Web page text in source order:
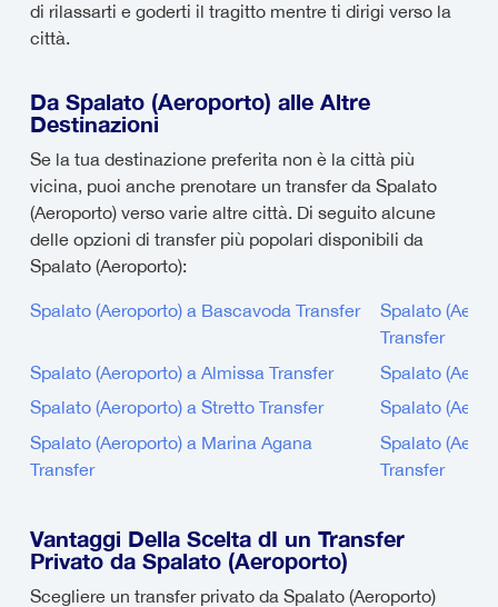
di rilassarti e goderti il tragitto mentre ti dirigi verso la
città.
Da Spalato (Aeroporto) alle Altre
Destinazioni
Se la tua destinazione preferita non è la città più
vicina, puoi anche prenotare un transfer da Spalato
(Aeroporto) verso varie altre città. Di seguito alcune
delle opzioni di transfer più popolari disponibili da
Spalato (Aeroporto):
Spalato (Aeroporto) a Bascavoda Transfer
Spalato
Transfer
Spalato (Aeroporto) a Almissa Transfer
Spalato
Spalato (Aeroporto) a Stretto Transfer
Spalato
Spalato (Aeroporto) a Marina Agana
Transfer
Spalato
Transfer
Vantaggi Della Scelta dI un Transfer
Privato da Spalato (Aeroporto)
Scegliere un transfer privato da Spalato (Aeroporto)